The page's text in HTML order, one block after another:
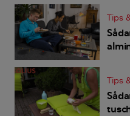
Tips
Tips